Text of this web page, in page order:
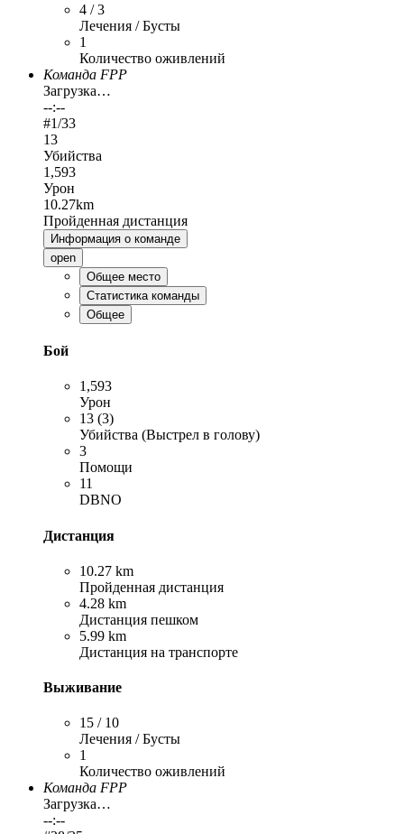
4 / 3
Лечения / Бусты
1
Количество оживлений
Команда FPP
Загрузка…
--:--
#1/33
13
Убийства
1,593
Урон
10.27km
Пройденная дистанция
Информация о команде
open
Общее место
Статистика команды
Общее
Бой
1,593
Урон
13 (3)
Убийства (Выстрел в голову)
3
Помощи
11
DBNO
Дистанция
10.27 km
Пройденная дистанция
4.28 km
Дистанция пешком
5.99 km
Дистанция на транспорте
Выживание
15 / 10
Лечения / Бусты
1
Количество оживлений
Команда FPP
Загрузка…
--:--